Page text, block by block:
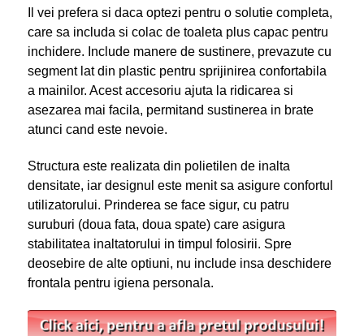
Il vei prefera si daca optezi pentru o solutie completa,
care sa includa si colac de toaleta plus capac pentru
inchidere. Include manere de sustinere, prevazute cu
segment lat din plastic pentru sprijinirea confortabila
a mainilor. Acest accesoriu ajuta la ridicarea si
asezarea mai facila, permitand sustinerea in brate
atunci cand este nevoie.
Structura este realizata din polietilen de inalta
densitate, iar designul este menit sa asigure confortul
utilizatorului. Prinderea se face sigur, cu patru
suruburi (doua fata, doua spate) care asigura
stabilitatea inaltatorului in timpul folosirii. Spre
deosebire de alte optiuni, nu include insa deschidere
frontala pentru igiena personala.